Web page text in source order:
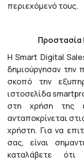
περιεχόμενό τους.
H Smart Digital
δημιούργησαν την
σκοπό την
ιστοσελίδα
στη χρήση της
ανταποκρίνεται
χρήστη. Για να
σας, είναι
καταλάβετε